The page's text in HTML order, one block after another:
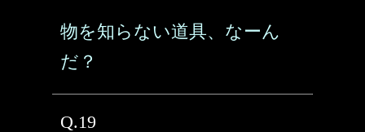
物を知らない道具、なーん
だ？
Q.19